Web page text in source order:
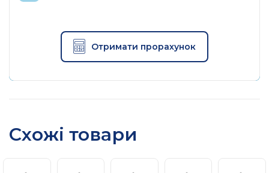
Отримати прорахунок
Схожі товари